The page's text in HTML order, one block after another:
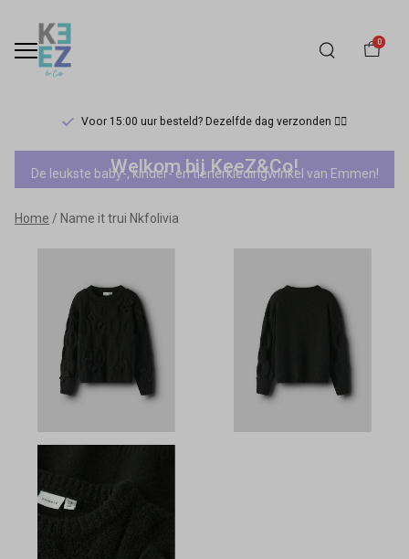
0
Voor 15:00 uur besteld? Dezelfde dag verzonden 🏃‍♀️
Name
it
trui
Nkfolivia
Keez&Co
Welkom bij KeeZ&Co!
De leukste baby-, kinder- en tienerkledingwinkel van Emmen!
Home Name it trui Nkfolivia